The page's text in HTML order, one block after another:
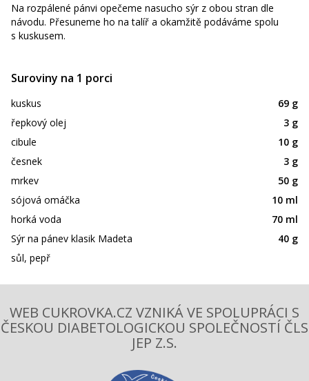
Na rozpálené pánvi opečeme nasucho sýr z obou stran dle
návodu. Přesuneme ho na talíř a okamžitě podáváme spolu
s kuskusem.
Suroviny na 1 porci
kuskus
69 g
řepkový olej
3 g
cibule
10 g
česnek
3 g
mrkev
50 g
sójová omáčka
10 ml
horká voda
70 ml
Sýr na pánev klasik Madeta
40 g
sůl, pepř
WEB CUKROVKA.CZ VZNIKÁ VE SPOLUPRÁCI S
ČESKOU DIABETOLOGICKOU SPOLEČNOSTÍ ČLS
JEP Z.S.